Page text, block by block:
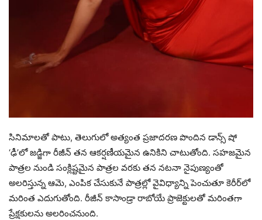
సినిమాలతో పాటు, తెలుగులో అత్యంత ప్రజాదరణ పొందిన డాన్స్ షో
‘ఢీ’లో జడ్జిగా రీజీన్ తన ఆకర్షణీయమైన ఉనికిని చాటుతోంది. సహజమైన
పాత్రల నుండి సంక్లిష్టమైన పాత్రల వరకు తన నటనా నైపుణ్యంతో
అలరిస్తున్న ఆమె, ఎంపిక చేసుకునే పాత్రల్లో వైవిధ్యాన్ని పెంచుతూ కెరీర్‌లో
మరింత ఎదుగుతోంది. రీజీన్ కాసాండ్రా రాబోయే ప్రాజెక్టులతో మరింతగా
ప్రేక్షకులను అలరించనుంది.